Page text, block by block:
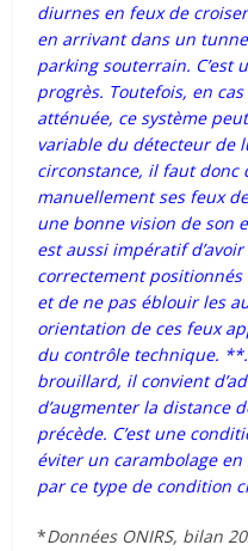
diurnes en feux de
en arrivant dans un
parking souterrain. C’est
progrès. Toutefois, en
atténuée, ce système
variable du détecteur de
circonstance, il faut donc
manuellement ses feux
une bonne vision de son
est aussi impératif
correctement
et de ne pas éblouir les
orientation de ces feux
du contrôle technique. **.
brouillard, il convient
d’augmenter la distance
précède. C’est une
éviter un carambolage
par ce type de condition
*Données ONIRS, bilan